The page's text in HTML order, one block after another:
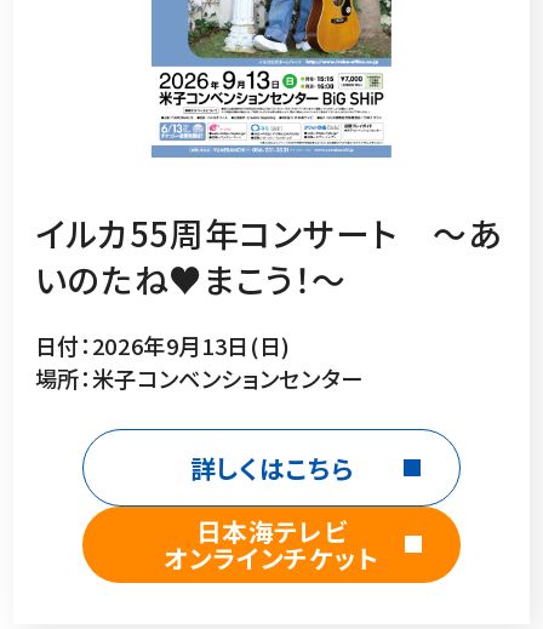
イルカ55周年コンサート ～あ
いのたね♥まこう！～
日付：2026年9月13日(日)
場所：米子コンベンションセンター
詳しくはこちら
日本海テレビ
オンラインチケット